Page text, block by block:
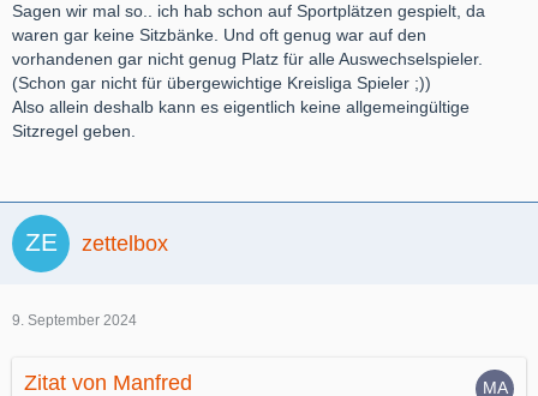
Sagen wir mal so.. ich hab schon auf Sportplätzen gespielt, da
waren gar keine Sitzbänke. Und oft genug war auf den
vorhandenen gar nicht genug Platz für alle Auswechselspieler.
(Schon gar nicht für übergewichtige Kreisliga Spieler ;))
Also allein deshalb kann es eigentlich keine allgemeingültige
Sitzregel geben.
zettelbox
9. September 2024
Zitat von Manfred